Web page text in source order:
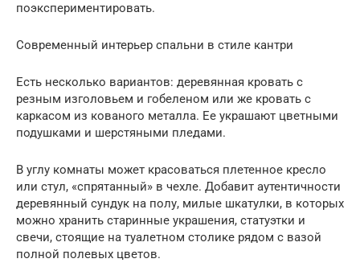
поэкспериментировать.
Современный интерьер спальни в стиле кантри
Есть несколько вариантов: деревянная кровать с
резным изголовьем и гобеленом или же кровать с
каркасом из кованого металла. Ее украшают цветными
подушками и шерстяными пледами.
В углу комнаты может красоваться плетенное кресло
или стул, «спрятанный» в чехле. Добавит аутентичности
деревянный сундук на полу, милые шкатулки, в которых
можно хранить старинные украшения, статуэтки и
свечи, стоящие на туалетном столике рядом с вазой
полной полевых цветов.